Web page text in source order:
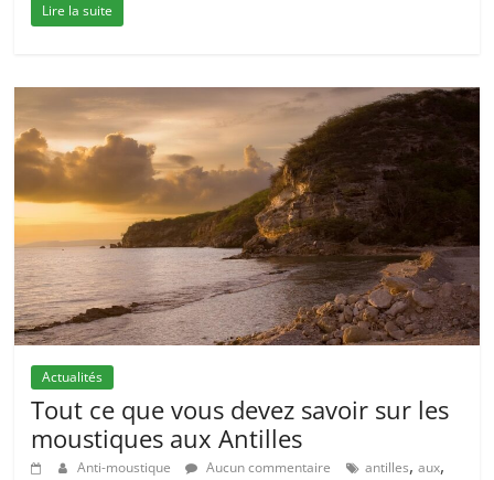
Lire la suite
Actualités
Tout ce que vous devez savoir sur les
moustiques aux Antilles
Anti-moustique Aucun commentaire antilles,aux,